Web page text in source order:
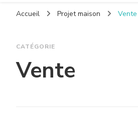
Accueil Projet maison Vente
CATÉGORIE
Vente